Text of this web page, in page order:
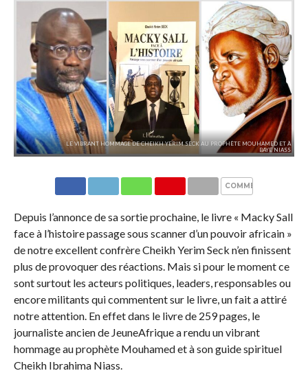
LE VIBRANT HOMMAGE DE CHEIKH YERIM SECK AU PROPHÈTE MOUHAMED ET À
BAYE NIASS
COMMENTAIRES
Depuis l’annonce de sa sortie prochaine, le livre « Macky Sall
face à l’histoire passage sous scanner d’un pouvoir africain »
de notre excellent confrère Cheikh Yerim Seck n’en finissent
plus de provoquer des réactions. Mais si pour le moment ce
sont surtout les acteurs politiques, leaders, responsables ou
encore militants qui commentent sur le livre, un fait a attiré
notre attention. En effet dans le livre de 259 pages, le
journaliste ancien de JeuneAfrique a rendu un vibrant
hommage au prophète Mouhamed et à son guide spirituel
Cheikh Ibrahima Niass.